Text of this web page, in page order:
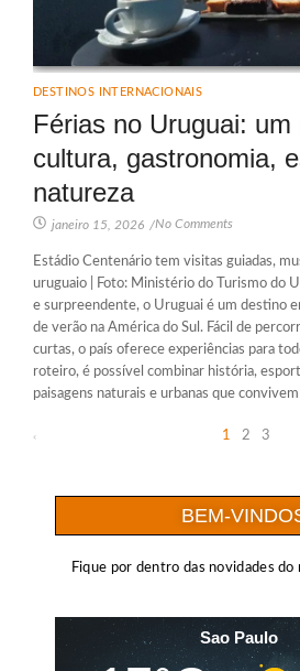
DESTINOS INTERNACIONAIS
Férias no Uruguai:
cultura, gastronomia,
natureza
janeiro 15, 2026 /No Comments
Estádio Centenário tem visitas guiadas,
uruguaio | Foto: Ministério do Turismo do
e surpreendente, o Uruguai é um destino
de verão na América do Sul. Fácil de
curtas, o país oferece experiências para
roteiro, é possível combinar história,
paisagens naturais e urbanas que convivem
1 2 3
BEM-
Fique por dentro das novidades
Sao Paulo